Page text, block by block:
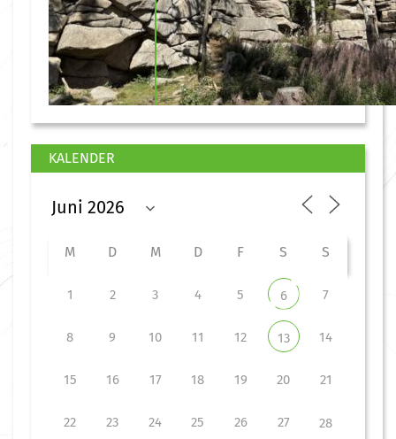
KALENDER
M D M D F S S
1 2 3 4 5 6 7
8 9 10 11 12 13 14
15 16 17 18 19 20 21
22 23 24 25 26 27 28